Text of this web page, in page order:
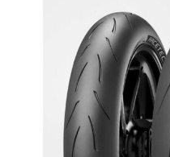
Kaip užsisakyti
Kontaktai